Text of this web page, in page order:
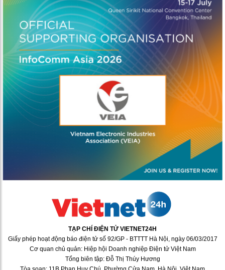
TẠP CHÍ ĐIỆN TỬ VIETNET24H
Giấy phép hoạt động báo điện tử số 92/GP - BTTTT Hà Nội, ngày 06/03/2017
Cơ quan chủ quản: Hiệp hội Doanh nghiệp Điện tử Việt Nam
Tổng biên tập: Đỗ Thị Thúy Hương